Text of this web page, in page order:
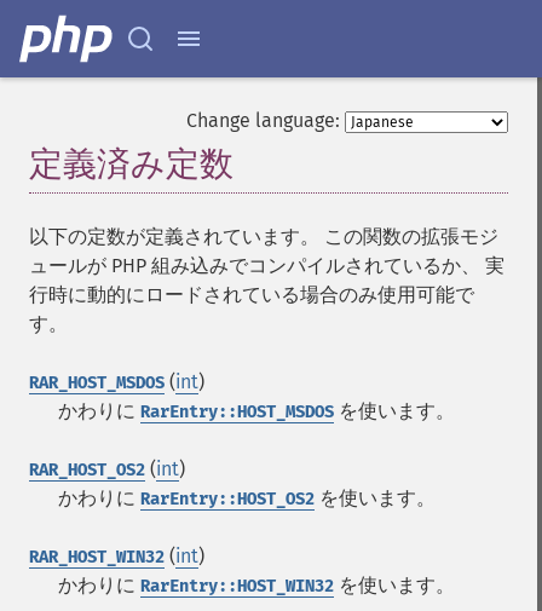
Change language:
定義済み定数
以下の定数が定義されています。 この関数の拡張モジ
ュールが PHP 組み込みでコンパイルされているか、 実
行時に動的にロードされている場合のみ使用可能で
す。
RAR_HOST_MSDOS (int)
かわりに RarEntry::HOST_MSDOS を使います。
RAR_HOST_OS2 (int)
かわりに RarEntry::HOST_OS2 を使います。
RAR_HOST_WIN32 (int)
かわりに RarEntry::HOST_WIN32 を使います。